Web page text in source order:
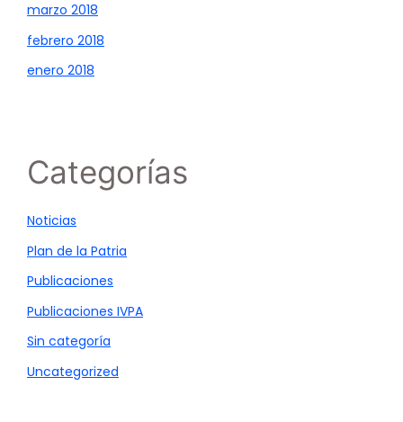
marzo 2018
febrero 2018
enero 2018
Categorías
Noticias
Plan de la Patria
Publicaciones
Publicaciones IVPA
Sin categoría
Uncategorized